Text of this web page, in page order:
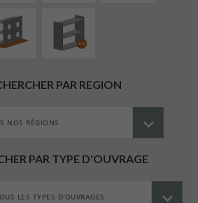
PAR REGION
PAR TYPE D'OUVRAGE